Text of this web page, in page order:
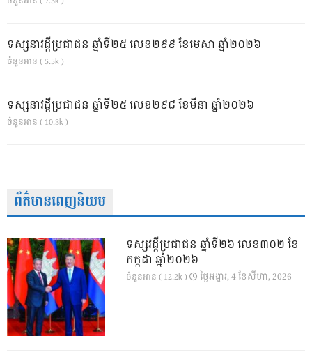
ទស្សនាវដ្ដីប្រជាជន ឆ្នាំទី២៥ លេខ២៩៩ ខែមេសា ឆ្នាំ២០២៦
ចំនួនអាន ( 5.5k )
ទស្សនាវដ្ដីប្រជាជន ឆ្នាំទី២៥ លេខ២៩៨ ខែមីនា ឆ្នាំ២០២៦
ចំនួនអាន ( 10.3k )
ព័ត៌មានពេញនិយម
ទស្សវដ្តីប្រជាជន ឆ្នាំទី២៦ លេខ៣០២ ខែ
កក្កដា ឆ្នាំ២០២៦
ចំនួនអាន ( 12.2k ) ថ្ងៃ​អង្គារ, 4 ខែ​សីហា, 2026